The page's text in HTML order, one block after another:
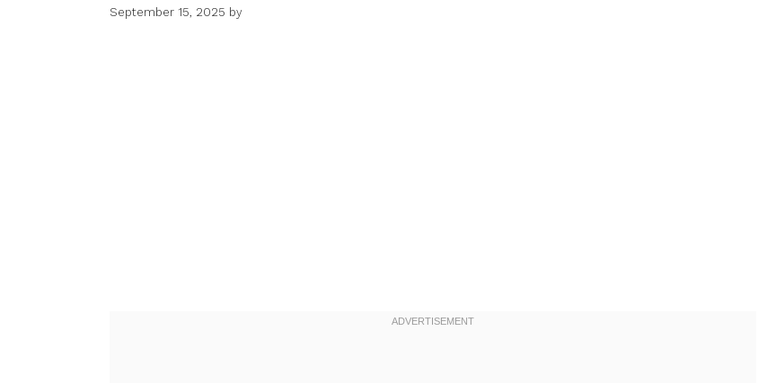
September 15, 2025 by